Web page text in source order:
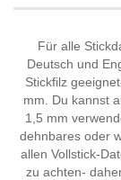
Für alle
Deutsch und
Stickfilz
mm. Du kannst
1,5 mm
dehnbares oder
allen Vollstick-
zu achten-